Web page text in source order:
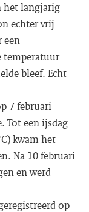
het langjarig
echter vrij
een
temperatuur
bleef. Echt
7 februari
Tot een ijsdag
kwam het
Na 10 februari
en werd
op